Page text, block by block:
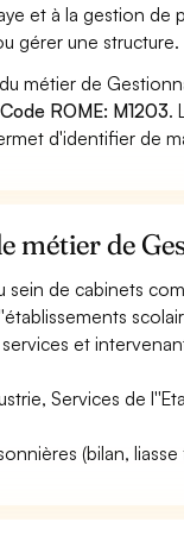
et à la gestion de
gérer une structure.
métier de
Code ROME: M1203.
d'identifier de
métier de
de cabinets
et
Services de
(bilan, liasse